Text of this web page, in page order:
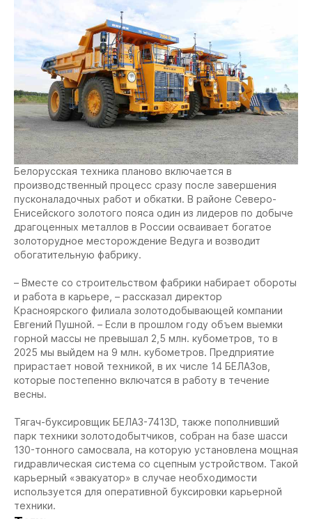
Белорусская техника планово включается в
производственный процесс сразу после завершения
пусконаладочных работ и обкатки. В районе Северо-
Енисейского золотого пояса один из лидеров по добыче
драгоценных металлов в России осваивает богатое
золоторудное месторождение Ведуга и возводит
обогатительную фабрику.
– Вместе со строительством фабрики набирает обороты
и работа в карьере, – рассказал директор
Красноярского филиала золотодобывающей компании
Евгений Пушной. – Если в прошлом году объем выемки
горной массы не превышал 2,5 млн. кубометров, то в
2025 мы выйдем на 9 млн. кубометров. Предприятие
прирастает новой техникой, в их числе 14 БЕЛАЗов,
которые постепенно включатся в работу в течение
весны.
Тягач-буксировщик БЕЛАЗ-7413D, также пополнивший
парк техники золотодобытчиков, собран на базе шасси
130-тонного самосвала, на которую установлена мощная
гидравлическая система со сцепным устройством. Такой
карьерный «эвакуатор» в случае необходимости
используется для оперативной буксировки карьерной
техники.